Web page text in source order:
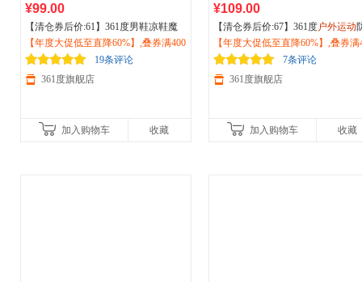
¥99.00
【清仓券后价:61】361度男鞋凉鞋魔
术贴凉拖运动鞋一脚蹬户外涉水鞋防
滑软弹休闲鞋572426715
【年度大促低至直降60%】,叠券满400
减150/600减230,立即抢购！
19条评论
361度旗舰店
加入购物车 收藏
¥109.00
【清仓券后价:67】361度户外运动
晒衣女2026夏季新款速干冰丝外套
身女士瑜伽上衣662514617
【年度大促低至直降60%】,叠券满
减150/600减230,立即抢购！
7条评论
361度旗舰店
加入购物车 收藏